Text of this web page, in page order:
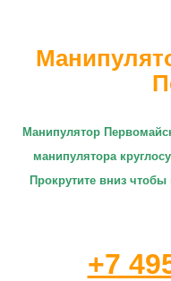
Манипулятор
манипулятора
Прокрутите вниз
+7